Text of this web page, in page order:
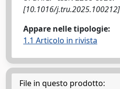
[10.1016/j.tru.2025.100212]
Appare nelle tipologie:
1.1 Articolo in rivista
File in questo prodotto: